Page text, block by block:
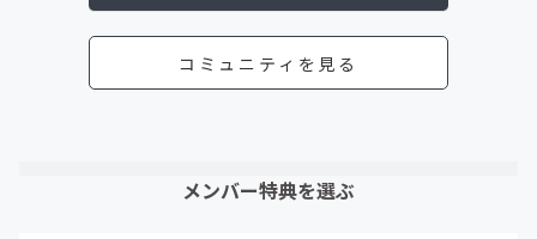
コミュニティを見る
メンバー特典を選ぶ